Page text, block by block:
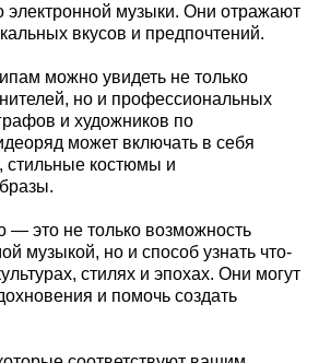
электронной музыки. Они отражают
вкусов и предпочтений.
можно увидеть не только
но и профессиональных
и художников по
может включать в себя
стильные костюмы и
— это не только возможность
музыкой, но и способ узнать что-
стилях и эпохах. Они могут
и помочь создать